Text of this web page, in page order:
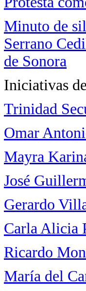
Minuto de
Serrano
de Sonora
Iniciativas
Trinidad
Omar
Mayra
José
Gerardo
Carla Alicia
Ricardo
María del